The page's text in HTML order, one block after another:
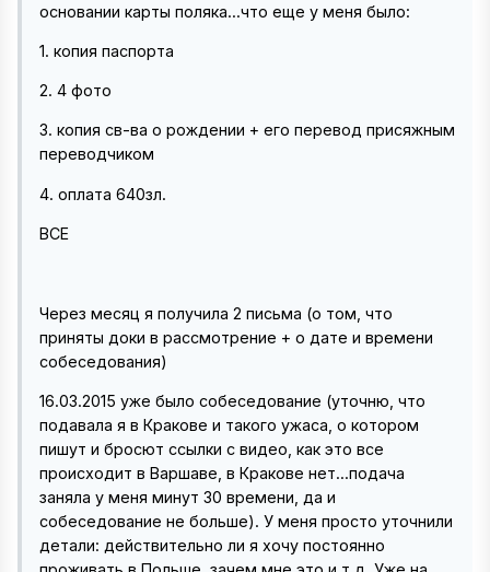
основании карты поляка...что еще у меня было:
1. копия паспорта
2. 4 фото
3. копия св-ва о рождении + его перевод присяжным
переводчиком
4. оплата 640зл.
ВСЕ
Через месяц я получила 2 письма (о том, что
приняты доки в рассмотрение + о дате и времени
собеседования)
16.03.2015 уже было собеседование (уточню, что
подавала я в Кракове и такого ужаса, о котором
пишут и бросют ссылки с видео, как это все
происходит в Варшаве, в Кракове нет...подача
заняла у меня минут 30 времени, да и
собеседование не больше). У меня просто уточнили
детали: действительно ли я хочу постоянно